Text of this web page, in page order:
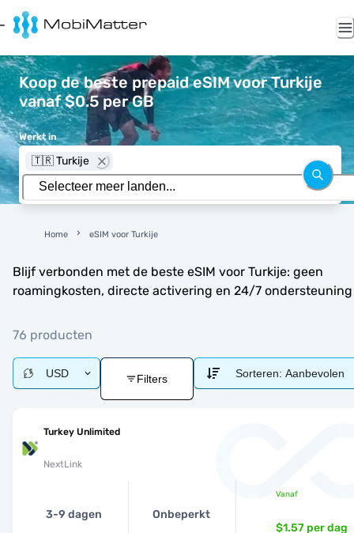
Koop de beste prepaid eSIM voor Turkije
vanaf $0.5 per GB
Werkt in
🇹🇷 Turkije
Home eSIM voor Turkije
Blijf verbonden met de beste eSIM voor Turkije: geen
roamingkosten, directe activering en 24/7 ondersteuning
76 producten
USD Filters Sorteren: Aanbevolen
Turkey Unlimited
NextLink
3-9 dagen Onbeperkt
Vanaf
$1.57 per dag